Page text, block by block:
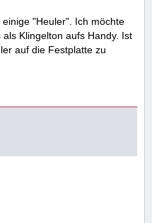
"Heuler". Ich möchte
Klingelton aufs Handy. Ist
auf die Festplatte zu